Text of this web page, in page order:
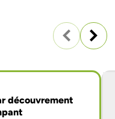
découvrement